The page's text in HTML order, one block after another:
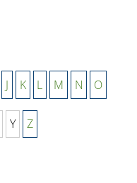
J K L M N O
Y Z